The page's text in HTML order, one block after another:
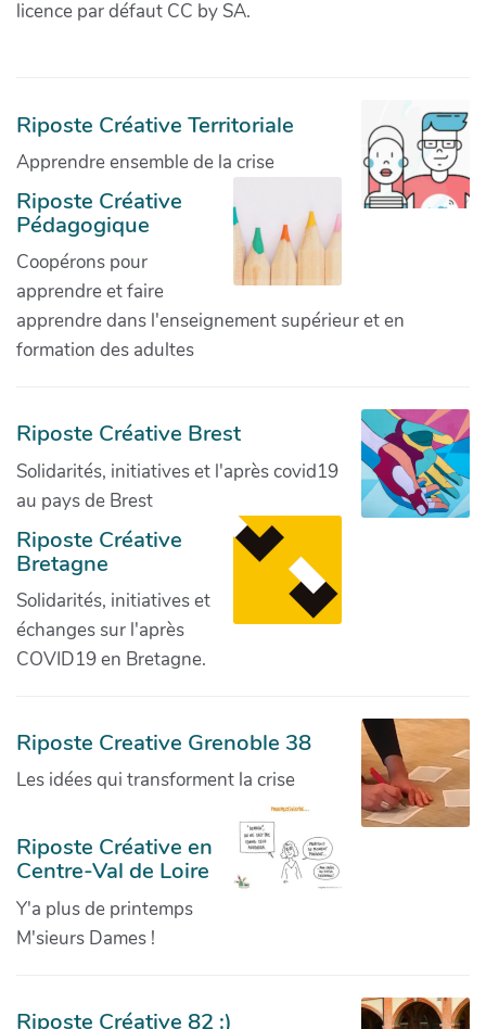
licence par défaut CC by SA.
Riposte Créative Territoriale
Apprendre ensemble de la crise
Riposte Créative
Pédagogique
Coopérons pour
apprendre et faire
apprendre dans l'enseignement supérieur et en
formation des adultes
Riposte Créative Brest
Solidarités, initiatives et l'après covid19
au pays de Brest
Riposte Créative
Bretagne
Solidarités, initiatives et
échanges sur l'après
COVID19 en Bretagne.
Riposte Creative Grenoble 38
Les idées qui transforment la crise
Riposte Créative en
Centre-Val de Loire
Y'a plus de printemps
M'sieurs Dames !
Riposte Créative 82 :)